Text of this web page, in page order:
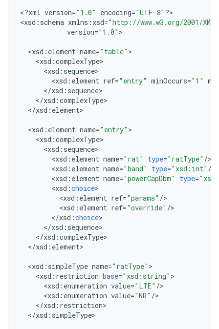
<?xml version="1.0" encoding="UTF-8" ?>
<xsd : schema xmlns : xsd="http://www.w3.org/2001/
version="1.0" >
<xsd : element name="table"
<xsd :complexType
<xsd : sequence
<xsd : element ref="entry" minOccurs="1"
</xsd : sequence
</xsd :complexType
</xsd : element>
<xsd : element name="entry"
<xsd :complexType
<xsd : sequence
<xsd : element name="rat" type="ratType" /
<xsd : element name="band" type="xsd:int" /
<xsd : element name="powerCapDbm" type=
<xsd :choice
<xsd : element ref="params" /
<xsd : element ref="override" /
</xsd :choice
</xsd : sequence
</xsd :complexType
</xsd : element>
<xsd : simpleType name="ratType"
<xsd : restriction base="xsd:string"
<xsd : enumeration value="LTE" /
<xsd : enumeration value="NR" /
</xsd : restriction
</xsd : simpleType>